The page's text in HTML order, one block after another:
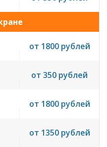
от 1800 рублей
от 350 рублей
от 1800 рублей
от 1350 рублей